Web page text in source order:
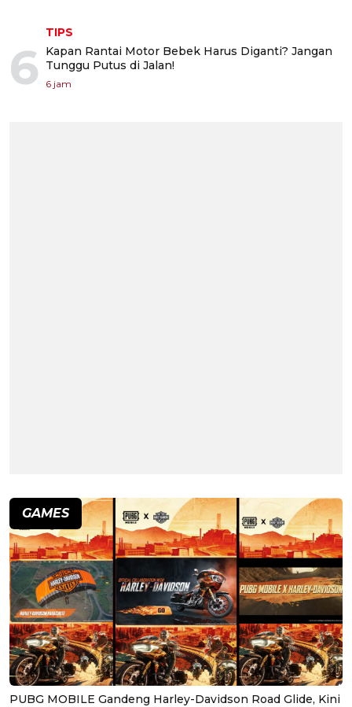
6
TIPS
Kapan Rantai Motor Bebek Harus Diganti? Jangan
Tunggu Putus di Jalan!
6 jam
GAMES
PUBG MOBILE Gandeng Harley-Davidson Road Glide, Kini